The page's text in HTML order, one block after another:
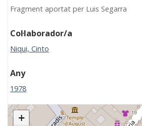
Fragment aportat per Luis Segarra
Col·laborador/a
Niqui, Cinto
Any
1978
+